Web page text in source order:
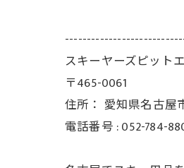
スキーヤーズピット
〒465-0061
住所： 愛知県名古屋
電話番号 :052-784-